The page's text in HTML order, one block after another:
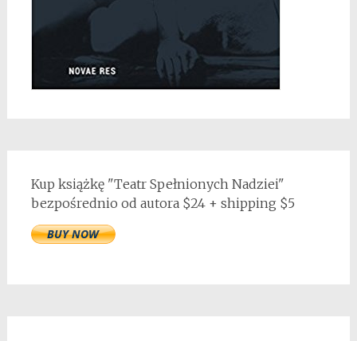
Kup książkę "Teatr Spełnionych Nadziei"
bezpośrednio od autora $24 + shipping $5